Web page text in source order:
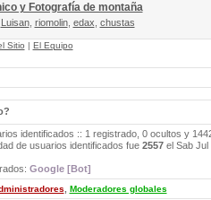
y Fotografía de montaña
Luisan, riomolin, edax chustas
Sitio | El Equipo
identificados :: 1 registrado, 0 ocultos y
de usuarios identificados fue 2557el Sab Jul
Google [Bot]
Moderadores globales